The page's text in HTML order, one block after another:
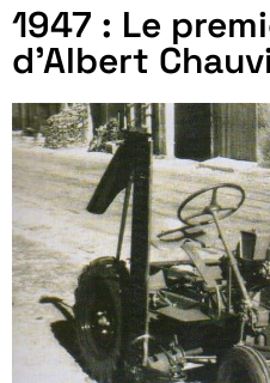
1947 : Le
d'Albert